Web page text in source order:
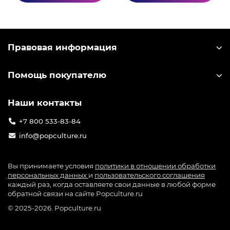
мерча по игре: от значков до больших
коллекционных фигурок. Узнать лицензионный
мерч можно по специальной голографической
Правовая информация
Помощь покупателю
Наши контакты
+7 800 533-83-84
info@popculture.ru
Вы принимаете условия политики в отношении обработки
персональных данных и пользовательского соглашения
каждый раз, когда оставляете свои данные в любой форме
обратной связи на сайте Popculture.ru
© 2025-2026. Popculture.ru